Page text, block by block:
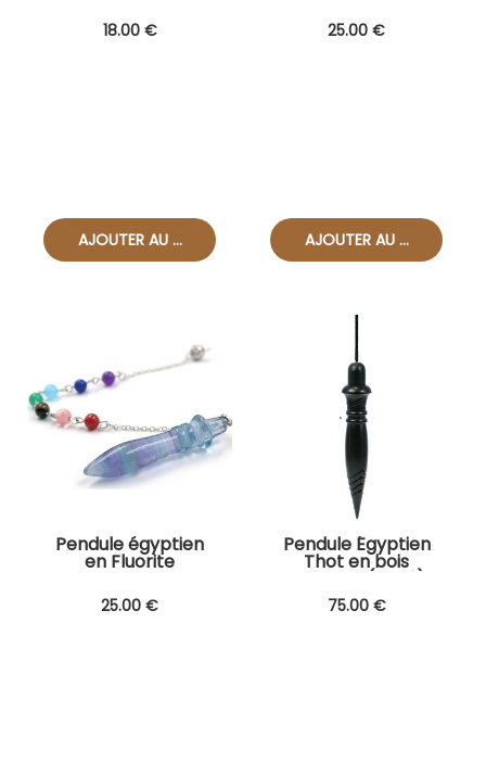
18.00 € 25.00 €
Pendule égyptien
en Fluorite
25.00 €
Pendule Égyptien
Thot en bois
précieux (lesté)
75.00 €